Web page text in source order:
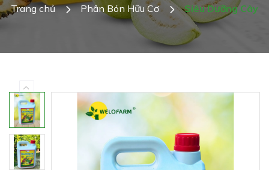
Trang chủ Phân Bón Hữu Cơ Siêu Dưỡng Cây